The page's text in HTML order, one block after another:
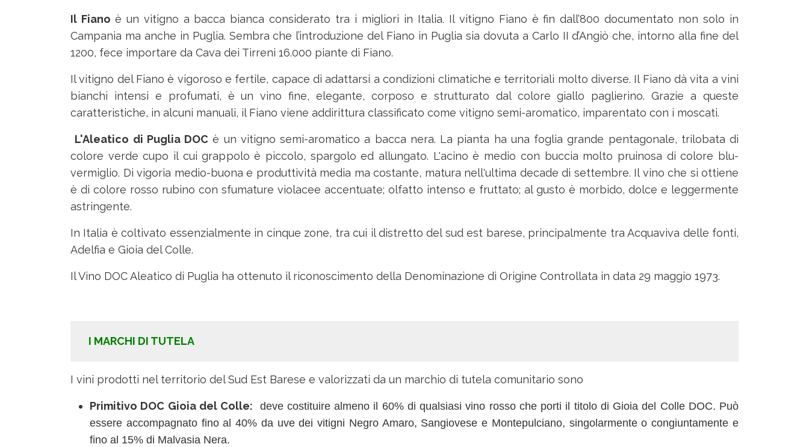
Il Fiano è un vitigno a bacca bianca considerato tra i migliori in Italia. Il vitigno Fiano è fin dall’800 documentato non solo in
Campania ma anche in Puglia. Sembra che l’introduzione del Fiano in Puglia sia dovuta a Carlo II d’Angiò che, intorno alla fine del
1200, fece importare da Cava dei Tirreni 16.000 piante di Fiano.
Il vitigno del Fiano è vigoroso e fertile, capace di adattarsi a condizioni climatiche e territoriali molto diverse. Il Fiano dà vita a vini
bianchi intensi e profumati, è un vino fine, elegante, corposo e strutturato dal colore giallo paglierino. Grazie a queste
caratteristiche, in alcuni manuali, il Fiano viene addirittura classificato come vitigno semi-aromatico, imparentato con i moscati.
L'Aleatico di Puglia DOC è un vitigno semi-aromatico a bacca nera. La pianta ha una foglia grande pentagonale, trilobata di
colore verde cupo il cui grappolo è piccolo, spargolo ed allungato. L'acino è medio con buccia molto pruinosa di colore blu-
vermiglio. Di vigoria medio-buona e produttività media ma costante, matura nell'ultima decade di settembre. Il vino che si ottiene
è di colore rosso rubino con sfumature violacee accentuate; olfatto intenso e fruttato; al gusto è morbido, dolce e leggermente
astringente.
In Italia è coltivato essenzialmente in cinque zone, tra cui il distretto del sud est barese, principalmente tra Acquaviva delle fonti,
Adelfia e Gioia del Colle.
Il Vino DOC Aleatico di Puglia ha ottenuto il riconoscimento della Denominazione di Origine Controllata in data 29 maggio 1973.
I MARCHI DI TUTELA
I vini prodotti nel territorio del Sud Est Barese e valorizzati da un marchio di tutela comunitario sono
Primitivo DOC Gioia del Colle:
deve costituire almeno il 60% di qualsiasi vino rosso che porti il titolo di Gioia del Colle DOC. Può
essere accompagnato fino al 40% da uve dei vitigni Negro Amaro, Sangiovese e Montepulciano, singolarmente o congiuntamente e
fino al 15% di Malvasia Nera.